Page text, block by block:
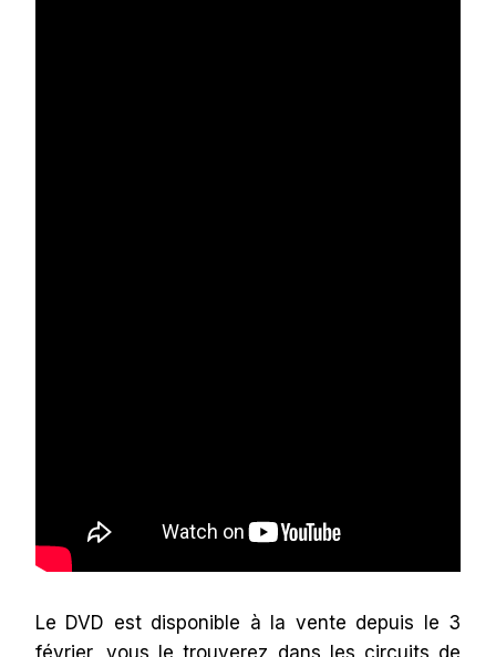
Le DVD est disponible à la vente depuis le 3